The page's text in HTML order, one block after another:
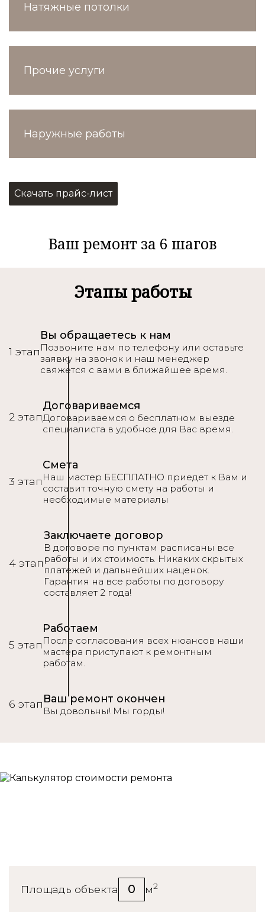
Натяжные потолки
Прочие услуги
Наружные работы
Скачать прайс-лист
Ваш ремонт за 6 шагов
Этапы работы
1 этап
Вы обращаетесь к нам
Позвоните нам по телефону или оставьте
заявку на звонок и наш менеджер
свяжется с вами в ближайшее время.
2 этап
Договариваемся
Договариваемся о бесплатном выезде
специалиста в удобное для Вас время.
3 этап
Смета
Наш мастер БЕСПЛАТНО приедет к Вам и
составит точную смету на работы и
необходимые материалы
4 этап
Заключаете договор
В договоре по пунктам расписаны все
работы и их стоимость. Никаких скрытых
платежей и дальнейших наценок.
Гарантия на все работы по договору
составляет 2 года!
5 этап
Работаем
После согласования всех нюансов наши
мастера приступают к ремонтным
работам.
6 этапВаш ремонт окончен
Вы довольны! Мы горды!
Площадь объекта 0 м2